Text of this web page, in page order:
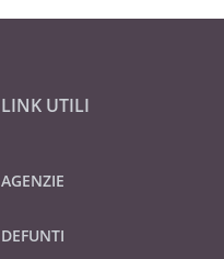
LINK UTILI
AGENZIE
DEFUNTI